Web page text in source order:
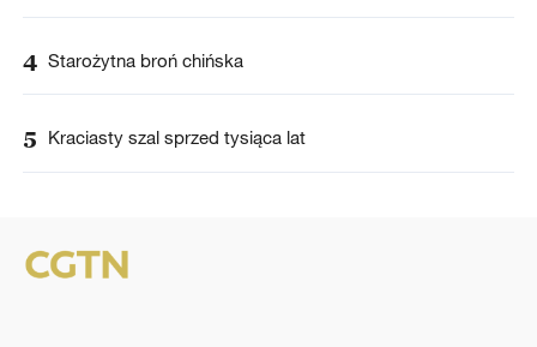
4 Starożytna broń chińska
5 Kraciasty szal sprzed tysiąca lat